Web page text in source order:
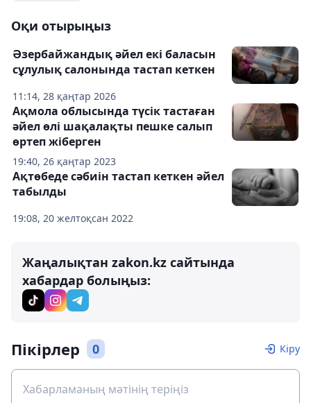
Оқи отырыңыз
11:14, 28 қаңтар 2026
Әзербайжандық әйел екі баласын
сұлулық салонында тастап кеткен
19:40, 26 қаңтар 2023
Ақмола облысында түсік тастаған
әйел өлі шақалақты пешке салып
өртеп жіберген
19:08, 20 желтоқсан 2022
Ақтөбеде сәбиін тастап кеткен әйел
табылды
Жаңалықтан zakon.kz сайтында
хабардар болыңыз:
Пікірлер 0 Кіру